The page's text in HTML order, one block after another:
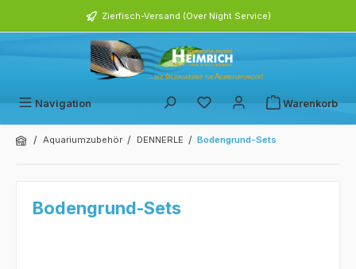
Zierfisch-Versand (Over Night Service)
Navigation Warenkorb
/ Aquariumzubehör / DENNERLE / Bodengrund-Sets
Bodengrund-Sets